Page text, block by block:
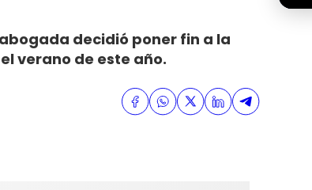
decidió poner fin a la
verano de este año.